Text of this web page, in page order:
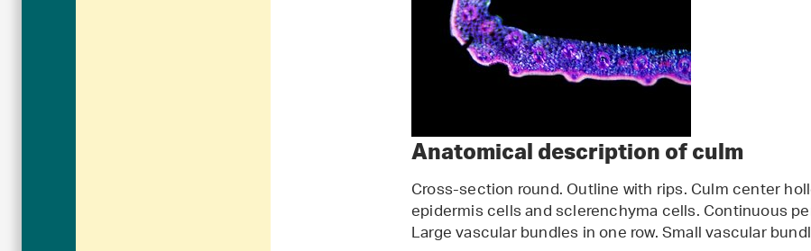
Anatomical description of culm
Cross-section round. Outline with rips. Culm center
epidermis cells and sclerenchyma cells. Continuous
Large vascular bundles in one row. Small vascular